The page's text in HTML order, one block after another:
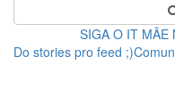
SIGA O IT MÃE
Do stories pro feed